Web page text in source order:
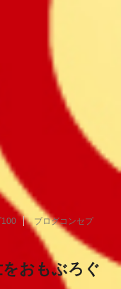
100
ブログコンセプ
おもぶろぐ